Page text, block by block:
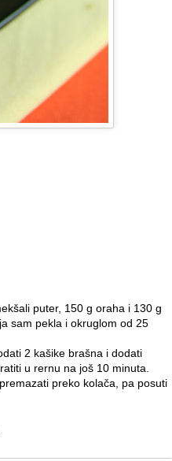
puter, 150 g oraha i 130 g
sam pekla i okruglom od 25
2 kašike brašna i dodati
u rernu na još 10 minuta.
preko kolača, pa posuti